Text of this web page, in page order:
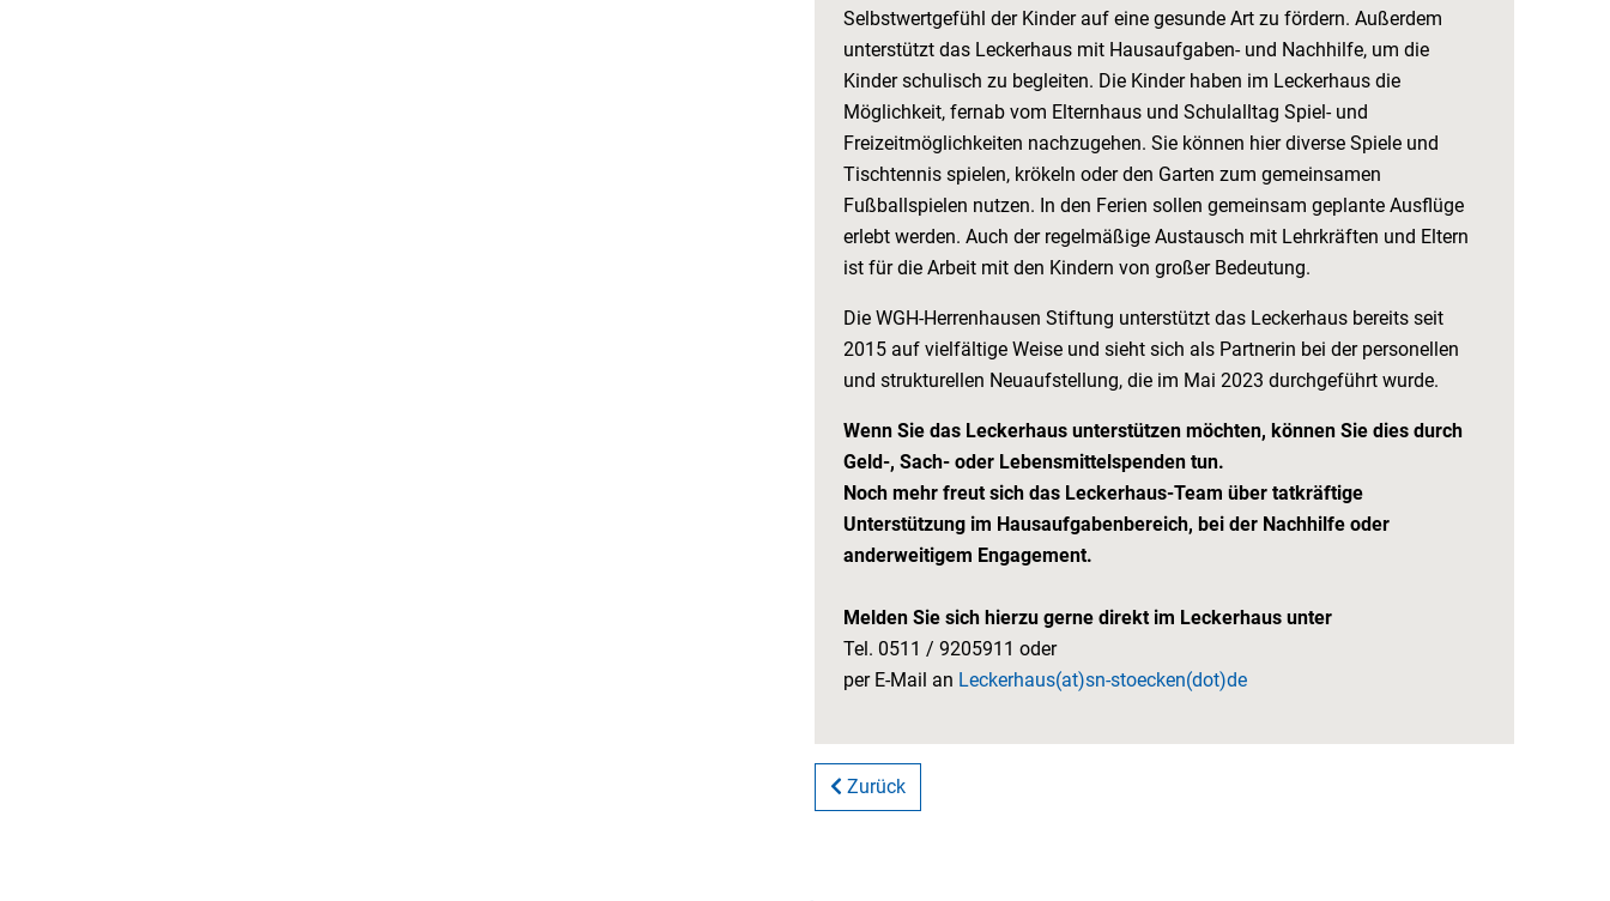
Selbstwertgefühl der Kinder auf eine gesunde Art zu fördern. Außerdem
unterstützt das Leckerhaus mit Hausaufgaben- und Nachhilfe, um die
Kinder schulisch zu begleiten. Die Kinder haben im Leckerhaus die
Möglichkeit, fernab vom Elternhaus und Schulalltag Spiel- und
Freizeitmöglichkeiten nachzugehen. Sie können hier diverse Spiele und
Tischtennis spielen, krökeln oder den Garten zum gemeinsamen
Fußballspielen nutzen. In den Ferien sollen gemeinsam geplante Ausflüge
erlebt werden. Auch der regelmäßige Austausch mit Lehrkräften und Eltern
ist für die Arbeit mit den Kindern von großer Bedeutung.
Die WGH-Herrenhausen Stiftung unterstützt das Leckerhaus bereits seit
2015 auf vielfältige Weise und sieht sich als Partnerin bei der personellen
und strukturellen Neuaufstellung, die im Mai 2023 durchgeführt wurde.
Wenn Sie das Leckerhaus unterstützen möchten, können Sie dies durch
Geld-, Sach- oder Lebensmittelspenden tun.
Noch mehr freut sich das Leckerhaus-Team über tatkräftige
Unterstützung im Hausaufgabenbereich, bei der Nachhilfe oder
anderweitigem Engagement.
Melden Sie sich hierzu gerne direkt im Leckerhaus unter
Tel. 0511 / 9205911 oder
per E-Mail an Leckerhaus(at)sn-stoecken(dot)de
Zurück